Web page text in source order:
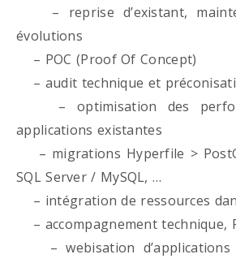
– reprise d’existant,
évolutions
– POC (Proof Of Concept)
– audit technique et
– optimisation des
applications existantes
– migrations Hyperfile >
SQL Server / MySQL, …
– intégration de ressources
– accompagnement technique,
– webisation d’applications